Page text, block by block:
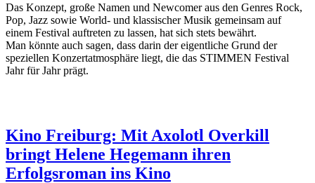
Das Konzept, große Namen und Newcomer aus den Genres Rock,
Pop, Jazz sowie World- und klassischer Musik gemeinsam auf
einem Festival auftreten zu lassen, hat sich stets bewährt.
Man könnte auch sagen, dass darin der eigentliche Grund der
speziellen Konzertatmosphäre liegt, die das STIMMEN Festival
Jahr für Jahr prägt.
Kino Freiburg: Mit Axolotl Overkill
bringt Helene Hegemann ihren
Erfolgsroman ins Kino